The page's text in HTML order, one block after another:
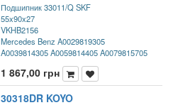
Подшипник 33011/Q SKF
55x90x27
VKHB2156
Mercedes Benz A0029819305
A0039814305 A0059814405 A0079815705
1 867,00 грн
30318DR KOYO